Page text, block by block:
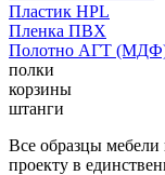
Пластик HPL
Пленка ПВХ
Полотно АГТ
полки
корзины
штанги
Все образцы
проекту в